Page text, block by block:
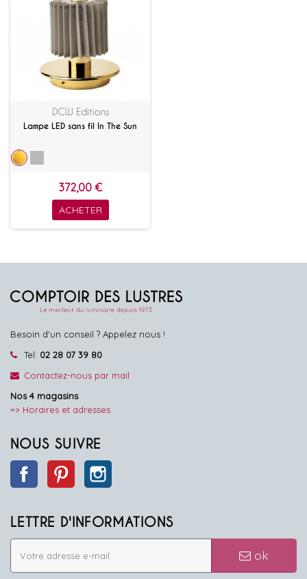
DCW Editions
Lampe LED sans fil In The Sun
372,00 €
ACHETER
Besoin d'un conseil ? Appelez nous !
Tel: 02 28 07 39 80
Contactez-nous par mail
Nos 4 magasins
=> Horaires et adresses
NOUS SUIVRE
Facebook Pinterest
LETTRE D'INFORMATIONS
ok